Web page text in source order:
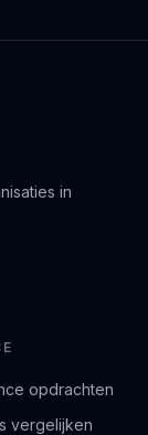
in
opdrachten
vergelijken